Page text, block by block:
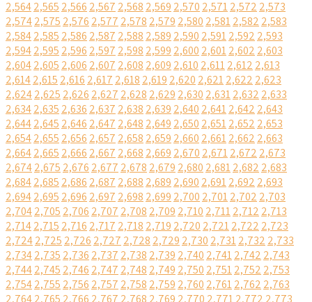
2,5642,565 2,566 2,567 2,568 2,569 2,570 2,5712,572 2,573
2,5742,575 2,576 2,577 2,578 2,579 2,580 2,5812,582 2,583
2,5842,585 2,586 2,587 2,588 2,589 2,590 2,5912,592 2,593
2,5942,595 2,596 2,597 2,598 2,599 2,600 2,6012,602 2,603
2,6042,605 2,606 2,607 2,608 2,609 2,610 2,6112,612 2,613
2,6142,615 2,616 2,617 2,618 2,619 2,620 2,6212,622 2,623
2,6242,625 2,626 2,627 2,628 2,629 2,630 2,6312,632 2,633
2,6342,635 2,636 2,637 2,638 2,639 2,640 2,6412,642 2,643
2,6442,645 2,646 2,647 2,648 2,649 2,650 2,6512,652 2,653
2,6542,655 2,656 2,657 2,658 2,659 2,660 2,6612,662 2,663
2,6642,665 2,666 2,667 2,668 2,669 2,670 2,6712,672 2,673
2,6742,675 2,676 2,677 2,678 2,679 2,680 2,6812,682 2,683
2,6842,685 2,686 2,687 2,688 2,689 2,690 2,6912,692 2,693
2,6942,695 2,696 2,697 2,698 2,699 2,700 2,7012,702 2,703
2,7042,705 2,706 2,707 2,708 2,709 2,710 2,7112,712 2,713
2,7142,715 2,716 2,717 2,718 2,719 2,720 2,7212,722 2,723
2,7242,725 2,726 2,727 2,728 2,729 2,730 2,7312,732 2,733
2,7342,735 2,736 2,737 2,738 2,739 2,740 2,7412,742 2,743
2,7442,745 2,746 2,747 2,748 2,749 2,750 2,7512,752 2,753
2,7542,755 2,756 2,757 2,758 2,759 2,760 2,7612,762 2,763